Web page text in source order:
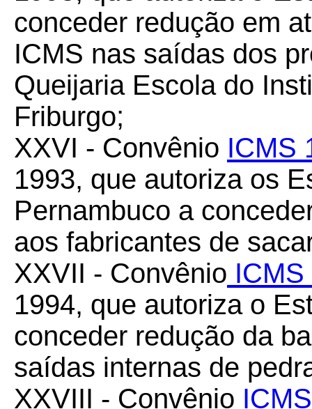
conceder redução em
ICMS nas saídas dos
Queijaria Escola do
Friburgo;
XXVI - Convênio ICMS
1993, que autoriza os
Pernambuco a
aos fabricantes de
XXVII - Convênio
1994, que autoriza o
conceder redução da
saídas internas de
XXVIII - Convênio